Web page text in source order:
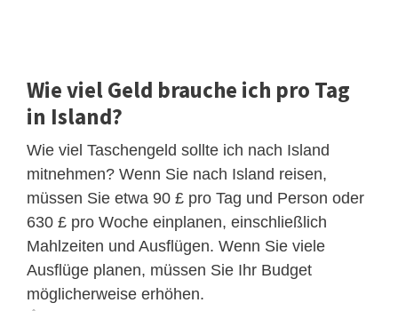
Wie viel Geld brauche ich pro Tag
in Island?
Wie viel Taschengeld sollte ich nach Island
mitnehmen? Wenn Sie nach Island reisen,
müssen Sie etwa 90 £ pro Tag und Person oder
630 £ pro Woche einplanen, einschließlich
Mahlzeiten und Ausflügen. Wenn Sie viele
Ausflüge planen, müssen Sie Ihr Budget
möglicherweise erhöhen.